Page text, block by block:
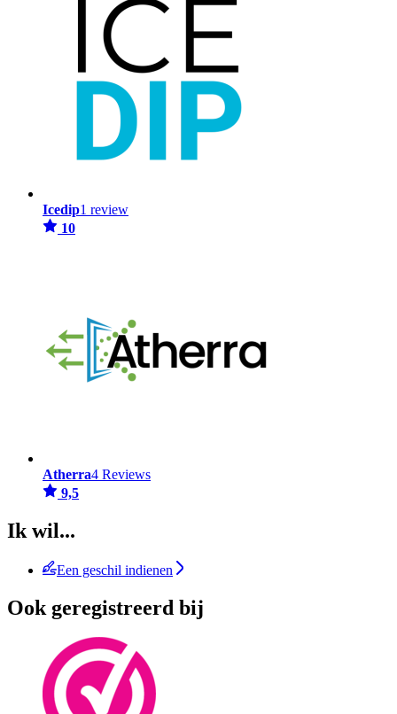
Icedip1 review
10
Atherra4 Reviews
9,5
Ik wil...
Een geschil indienen
Ook geregistreerd bij